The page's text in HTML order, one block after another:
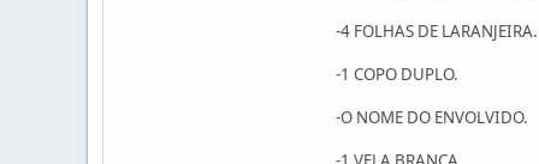
-4 FOLHAS DE LARANJEIRA.
-1 COPO DUPLO.
-O NOME DO ENVOLVIDO.